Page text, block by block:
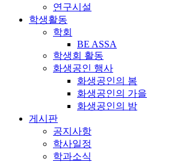
연구시설
학생활동
학회
BE ASSA
학생회 활동
화생공인 행사
화생공인의 봄
화생공인의 가을
화생공인의 밤
게시판
공지사항
학사일정
학과소식